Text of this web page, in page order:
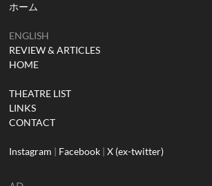
ホーム
ENGLISH
REVIEW & ARTICLES
HOME
THEATRE LIST
LINKS
CONTACT
Instagram | Facebook |X (ex-twitter)